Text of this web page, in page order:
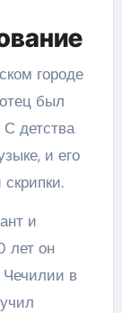
городе
был
детства
и его
и
лет он
Чечилии в